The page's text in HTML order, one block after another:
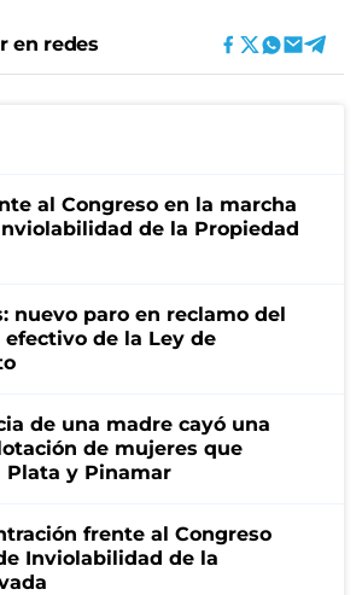
en redes
al Congreso en la marcha
de la Propiedad
nuevo paro en reclamo del
de la Ley de
de una madre cayó una
de mujeres que
Plata y Pinamar
frente al Congreso
Inviolabilidad de la